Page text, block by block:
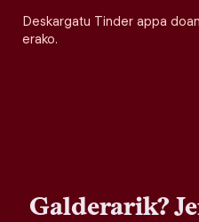
Deskargatu Tinder appa
erako.
Galderarik?